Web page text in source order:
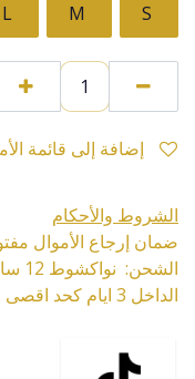
S
M
L
الشروط والأحكام
ضمان إرجاع الأموال
الشحن: نواكشوط 12 ساعة
الداخل 3 ايام كحد اقصى